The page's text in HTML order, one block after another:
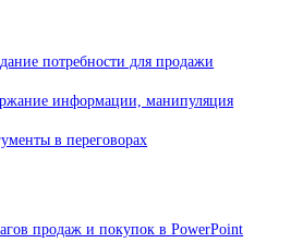
потребности для продажи
информации, манипуляция
в переговорах
продаж и покупок в PowerPoint